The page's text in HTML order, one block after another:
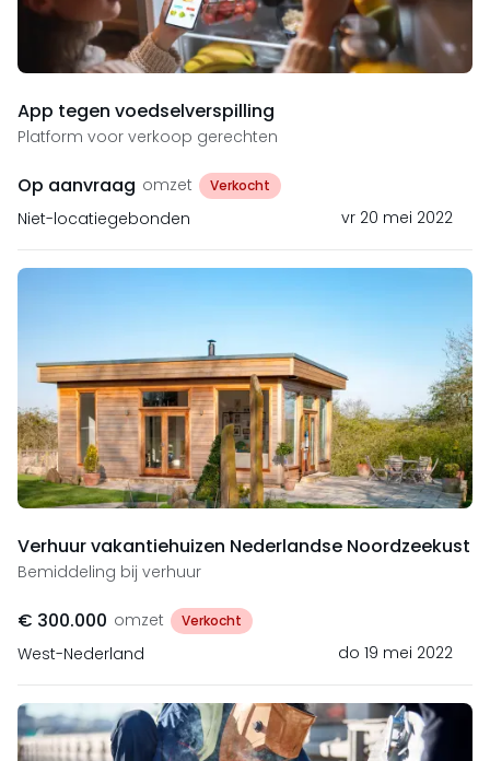
App tegen voedselverspilling
Platform voor verkoop gerechten
Op aanvraag omzet Verkocht
Niet-locatiegebonden vr 20 mei 2022
Verhuur vakantiehuizen Nederlandse Noordzeekust
Bemiddeling bij verhuur
€ 300.000 omzet Verkocht
West-Nederland do 19 mei 2022